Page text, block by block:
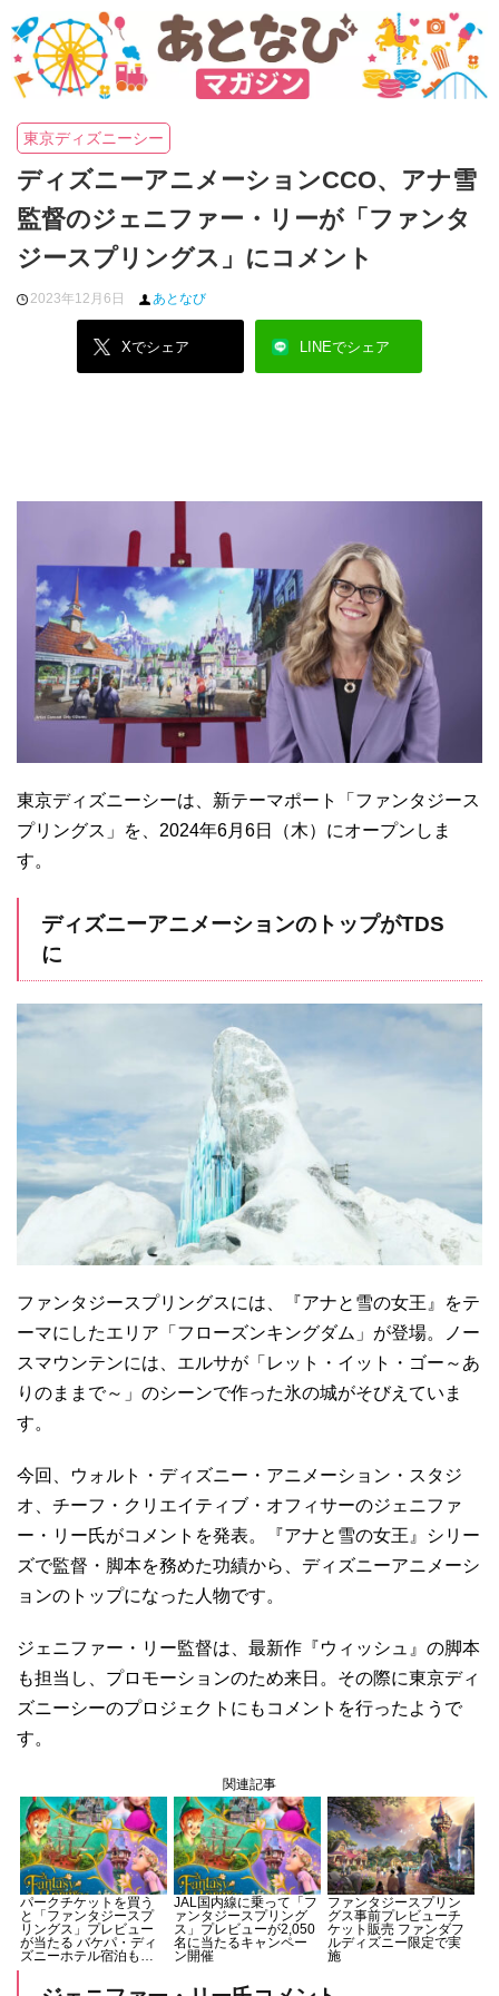
東京ディズニーシー
ディズニーアニメーションCCO、アナ雪
監督のジェニファー・リーが「ファンタ
ジースプリングス」にコメント
2023年12月6日 あとなび
Xでシェア LINEでシェア
東京ディズニーシーは、新テーマポート「ファンタジース
プリングス」を、2024年6月6日（木）にオープンしま
す。
ディズニーアニメーションのトップがTDS
に
ファンタジースプリングスには、『アナと雪の女王』をテ
ーマにしたエリア「フローズンキングダム」が登場。ノー
スマウンテンには、エルサが「レット・イット・ゴー～あ
りのままで～」のシーンで作った氷の城がそびえていま
す。
今回、ウォルト・ディズニー・アニメーション・スタジ
オ、チーフ・クリエイティブ・オフィサーのジェニファ
ー・リー氏がコメントを発表。『アナと雪の女王』シリー
ズで監督・脚本を務めた功績から、ディズニーアニメーシ
ョンのトップになった人物です。
ジェニファー・リー監督は、最新作『ウィッシュ』の脚本
も担当し、プロモーションのため来日。その際に東京ディ
ズニーシーのプロジェクトにもコメントを行ったようで
す。
関連記事
パークチケットを買う
と「ファンタジースプ
リングス」プレビュー
が当たる バケパ・ディ
ズニーホテル宿泊も合
JAL国内線に乗って「フ
ァンタジースプリング
ス」プレビューが2,050
名に当たるキャンペー
ン開催
ファンタジースプリン
グス事前プレビューチ
ケット販売 ファンダフ
ルディズニー限定で実
施